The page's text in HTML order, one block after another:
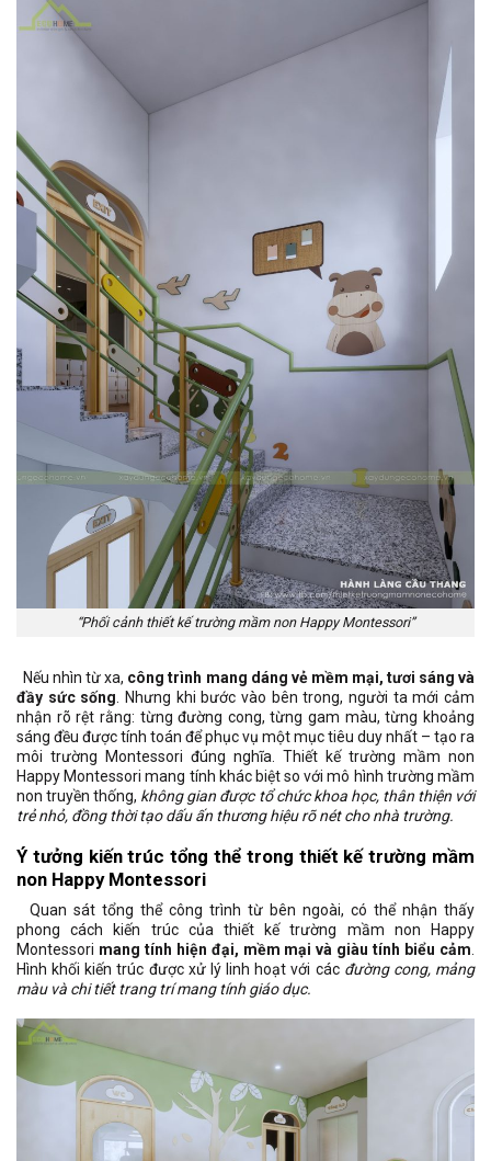
“Phối cảnh thiết kế trường mầm non Happy Montessori”
Nếu nhìn từ xa, công trình mang dáng vẻ mềm mại, tươi sáng và
đầy sức sống . Nhưng khi bước vào bên trong, người ta mới cảm
nhận rõ rệt rằng: từng đường cong, từng gam màu, từng khoảng
sáng đều được tính toán để phục vụ một mục tiêu duy nhất – tạo ra
môi trường Montessori đúng nghĩa. Thiết kế trường mầm non
Happy Montessori mang tính khác biệt so với mô hình trường mầm
non truyền thống, không gian được tổ chức khoa học, thân thiện với
trẻ nhỏ, đồng thời tạo dấu ấn thương hiệu rõ nét cho nhà trường.
Ý tưởng kiến trúc tổng thể trong thiết kế trường mầm
non Happy Montessori
Quan sát tổng thể công trình từ bên ngoài, có thể nhận thấy
phong cách kiến trúc của thiết kế trường mầm non Happy
Montessori mang tính hiện đại, mềm mại và giàu tính biểu cảm.
Hình khối kiến trúc được xử lý linh hoạt với cácđường cong, mảng
màu và chi tiết trang trí mang tính giáo dục.